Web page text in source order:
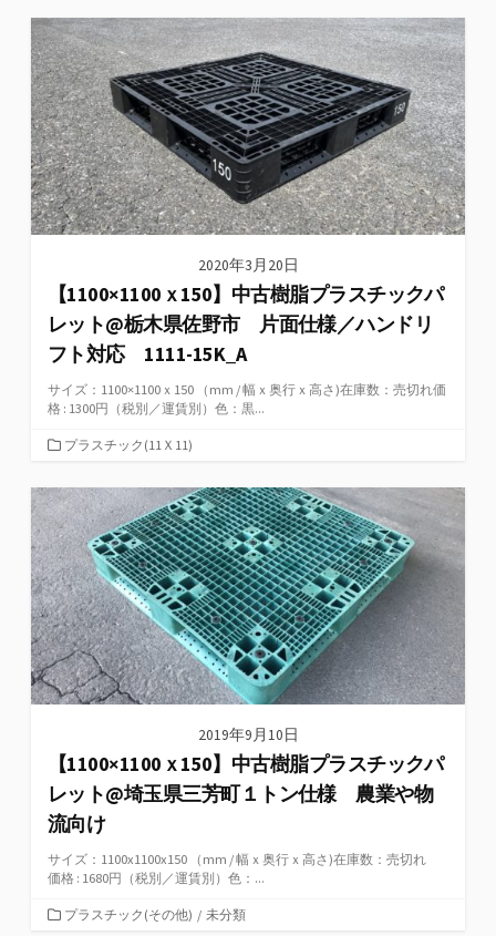
ゴ
リ
ー
2020年3月20日
【1100×1100ｘ150】中古樹脂プラスチックパ
レット@栃木県佐野市 片面仕様／ハンドリ
フト対応 1111-15K_A
サイズ：1100×1100ｘ150 （mm / 幅ｘ奥行ｘ高さ)在庫数：売切れ価
格 : 1300円（税別／運賃別）色：黒...
カ
ゴ
リ
ー
プラスチック(11Ｘ11)
2019年9月10日
【1100×1100ｘ150】中古樹脂プラスチックパ
レット@埼玉県三芳町１トン仕様 農業や物
流向け
サイズ：1100x1100x150 （mm / 幅ｘ奥行ｘ高さ)在庫数：売切れ
価格 : 1680円（税別／運賃別）色：...
カプラスチック(その他) / 未分類